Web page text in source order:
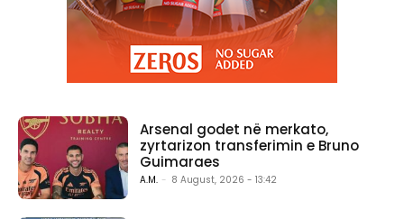
Arsenal godet në merkato,
zyrtarizon transferimin e Bruno
Guimaraes
A.M. - 8 August, 2026 - 13:42